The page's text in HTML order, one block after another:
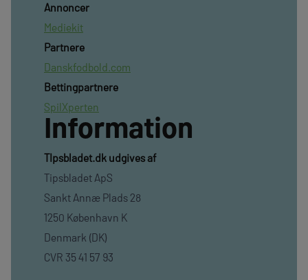
Annoncer
Mediekit
Partnere
Danskfodbold.com
Bettingpartnere
SpilXperten
Information
TIpsbladet.dk udgives af
Tipsbladet ApS
Sankt Annæ Plads 28
1250 København K
Denmark (DK)
CVR 35 41 57 93